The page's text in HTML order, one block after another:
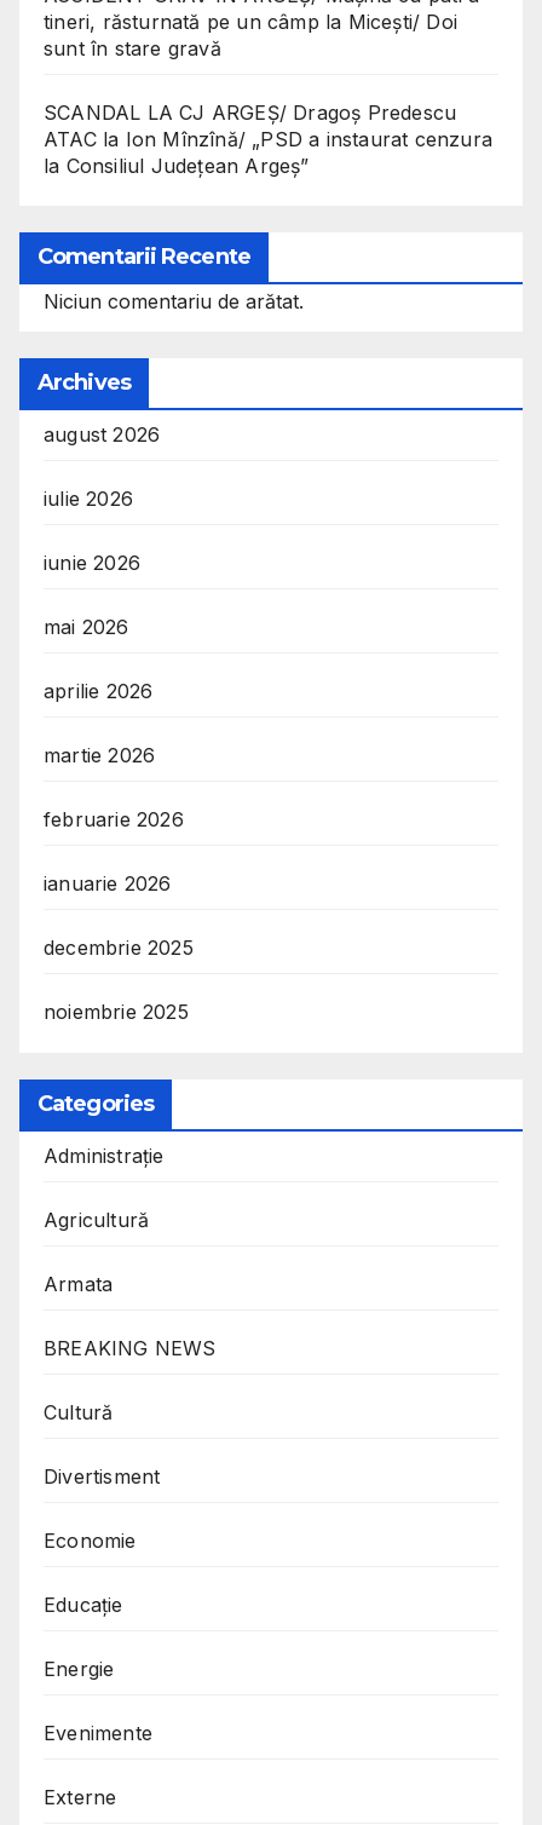
tineri, răsturnată pe un câmp la Micești/ Doi
sunt în stare gravă
SCANDAL LA CJ ARGEȘ/ Dragoș Predescu
ATAC la Ion Mînzînă/ „PSD a instaurat cenzura
la Consiliul Județean Argeș”
Comentarii Recente
Niciun comentariu de arătat.
Archives
august 2026
iulie 2026
iunie 2026
mai 2026
aprilie 2026
martie 2026
februarie 2026
ianuarie 2026
decembrie 2025
noiembrie 2025
Categories
Administrație
Agricultură
Armata
BREAKING NEWS
Cultură
Divertisment
Economie
Educație
Energie
Evenimente
Externe